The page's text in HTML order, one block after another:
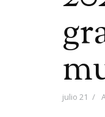
julio 21